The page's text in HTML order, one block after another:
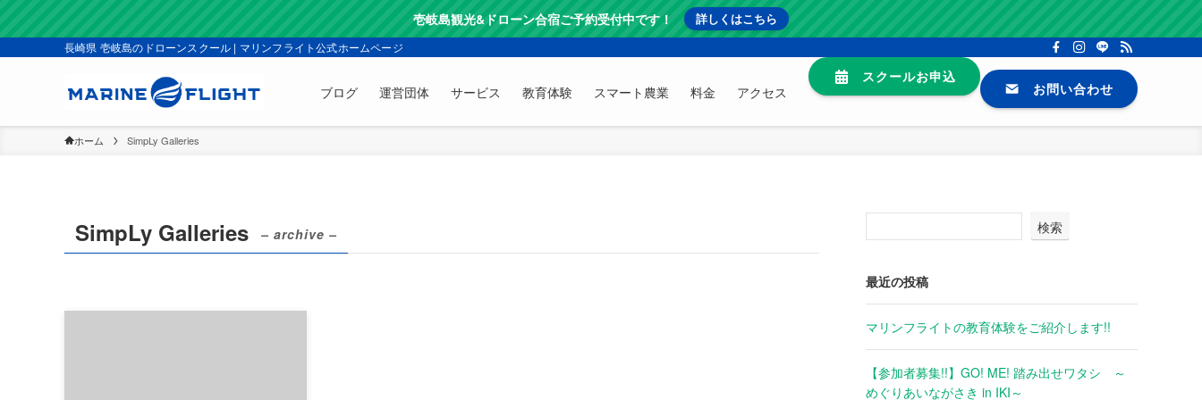
壱岐島観光&ドローン合宿ご予約受付中です！ 詳しくはこちら
長崎県 壱岐島のドローンスクール | マリンフライト公式ホームページ
ブログ 運営団体 サービス 教育体験 スマート農業 料金 アクセス
スクールお申込
お問い合わせ
ホーム SimpLy Galleries
SimpLy Galleries – archive – 検索
最近の投稿
マリンフライトの教育体験をご紹介します!!
【参加者募集!!】GO! ME! 踏み出せワタシ ～
めぐりあいながさき in IKI～